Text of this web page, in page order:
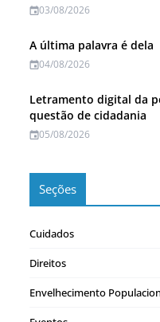
03/08/2026
A última palavra é dela
04/08/2026
Letramento digital da
questão de cidadania
05/08/2026
Seções
Cuidados
Direitos
Envelhecimento